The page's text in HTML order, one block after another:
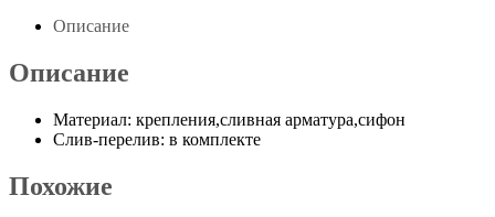
Описание
Описание
Материал: крепления,сливная арматура,сифон
Слив-перелив: в комплекте
Похожие